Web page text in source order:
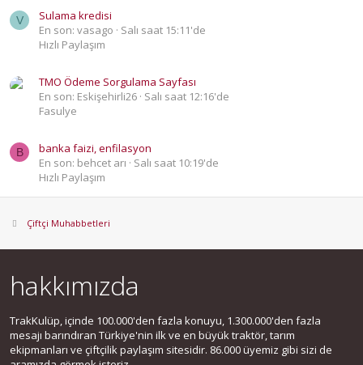
V
Sulama kredisi
En son: vasago
Salı saat 15:11'de
Hızlı Paylaşım
TMO Ödeme Sorgulama Sayfası
En son: Eskişehirli26 Salı saat 12:16'de
Fasulye
B
banka faizi, enfilasyon
En son: behcet arı
Salı saat 10:19'de
Hızlı Paylaşım
Çiftçi Muhabbetleri
hakkımızda
TrakKulüp, içinde 100.000'den fazla konuyu, 1.300.000'den fazla
mesajı barındıran Türkiye'nin ilk ve en büyük traktör, tarım
ekipmanları ve çiftçilik paylaşım sitesidir. 86.000 üyemiz gibi sizi de